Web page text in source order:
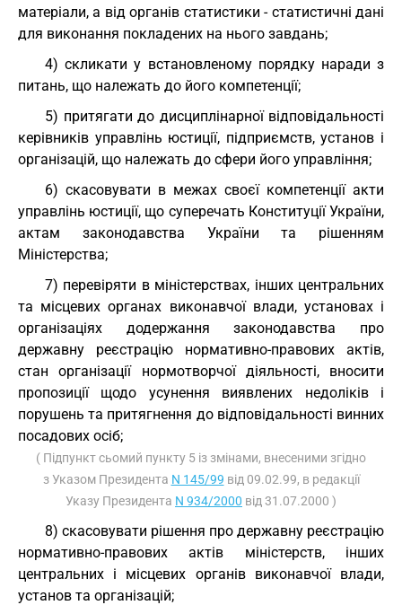
матеріали, а від органів статистики - статистичні дані
для виконання покладених на нього завдань;
4) скликати у встановленому порядку наради з
питань, що належать до його компетенції;
5) притягати до дисциплінарної відповідальності
керівників управлінь юстиції, підприємств, установ і
організацій, що належать до сфери його управління;
6) скасовувати в межах своєї компетенції акти
управлінь юстиції, що суперечать Конституції України,
актам законодавства України та рішенням
Міністерства;
7) перевіряти в міністерствах, інших центральних
та місцевих органах виконавчої влади, установах і
організаціях додержання законодавства про
державну реєстрацію нормативно-правових актів,
стан організації нормотворчої діяльності, вносити
пропозиції щодо усунення виявлених недоліків і
порушень та притягнення до відповідальності винних
посадових осіб;
( Підпункт сьомий пункту 5 із змінами, внесеними згідно
з Указом Президента N 145/99 від 09.02.99, в редакції
Указу Президента N 934/2000 від 31.07.2000 )
8) скасовувати рішення про державну реєстрацію
нормативно-правових актів міністерств, інших
центральних і місцевих органів виконавчої влади,
установ та організацій;